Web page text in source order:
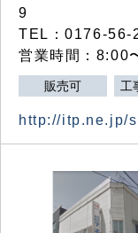
9
TEL：0176-56-
営業時間：8:00
販売可 工
http://itp.ne.jp/